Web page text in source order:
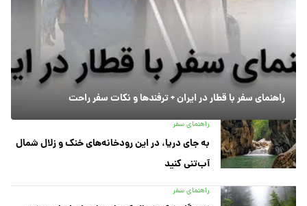
راهنمای سفر با قطار در ایران + ترفندها و نکات سفر راحت
راهنمای سفر
به جای دریا، در این رودخانه‌های خنک و زلال شمال
آب‌تنی کنید
راهنمای سفر